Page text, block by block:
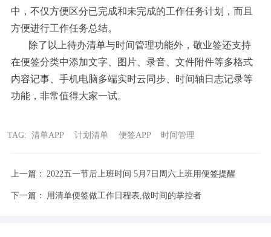
中，不仅方便区分已完成和未完成的工作任务计划，而且
方便进行工作任务总结。
除了以上待办清单与时间管理功能外，敬业签还支持
在便签分类中添加文字、图片、录音、文件附件等多格式
内容记事、手机电脑多端实时云同步、时间轴日志记录等
功能，非常值得大家一试。
TAG: 清单APP 计划清单 便签APP 时间管理
上一篇： 2022五一节后上班时间 5月7日周六上班用便签提醒
下一篇： 用清单便签做工作日程表,做时间的掌控者